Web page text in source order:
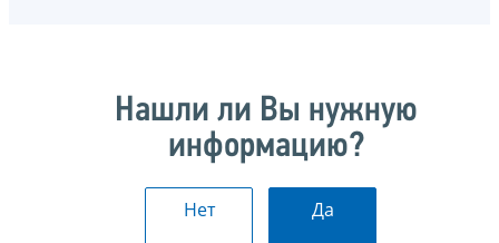
Нашли ли Вы нужную
информацию?
Нет Да